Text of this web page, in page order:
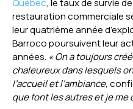
Québec, le taux de survie
restauration commerciale
leur quatrième année
Barroco poursuivent leur
années. « On a toujours
chaleureux dans lesquels
l’accueil et l’ambiance,
que font les autres et je me